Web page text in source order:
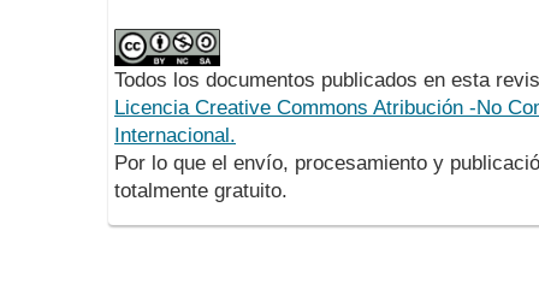
Todos los documentos publicados en esta
Licencia Creative Commons Atribución -No
Internacional.
Por lo que el envío, procesamiento y
totalmente gratuito.